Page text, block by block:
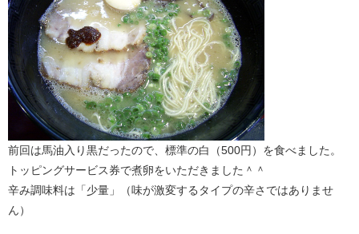
前回は馬油入り黒だったので、標準の白（500円）を食べました。
トッピングサービス券で煮卵をいただきました＾＾
辛み調味料は「少量」（味が激変するタイプの辛さではありませ
ん）